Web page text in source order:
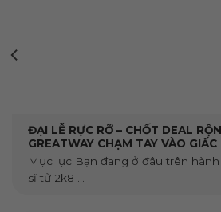
ĐẠI LỄ RỰC RỠ – CHỐT DEAL
GREATWAY CHẠM TAY VÀO
Mục lục Bạn đang ở đâu trên
sĩ tử 2k8 ...